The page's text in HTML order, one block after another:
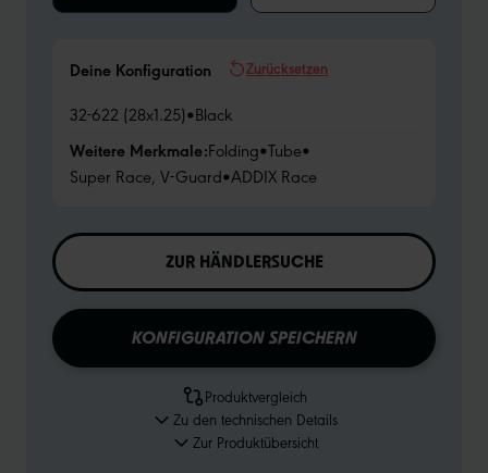
Deine Konfiguration Zurücksetzen
32-622 (28x1.25)•Black
Weitere Merkmale:Folding•Tube•
Super Race, V-Guard•ADDIX Race
ZUR HÄNDLERSUCHE
KONFIGURATION SPEICHERN
Produktvergleich
Zu den technischen Details
Zur Produktübersicht